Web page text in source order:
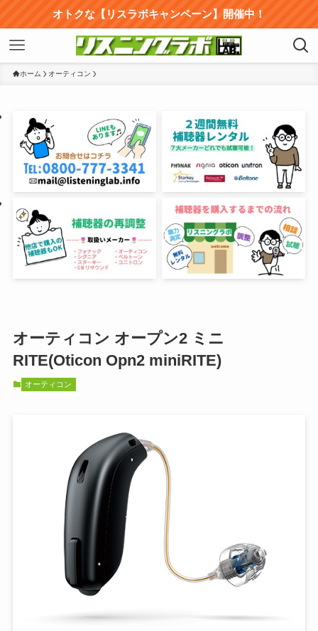
オトクな【リスラボキャンペーン】開催中！
ホーム オーティコン
オーティコン オープン2 ミニ
RITE(Oticon Opn2 miniRITE)
オーティコン